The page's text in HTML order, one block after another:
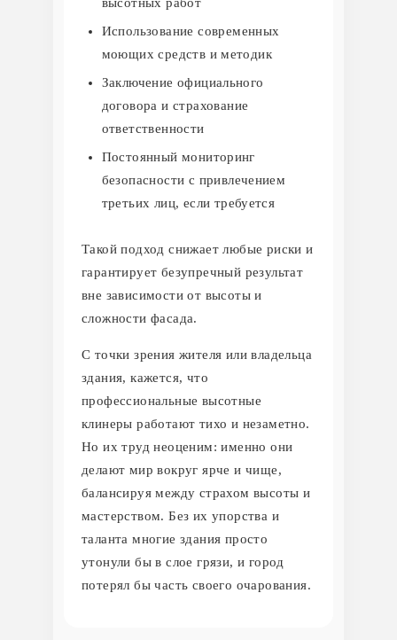
высотных работ
Использование современных
моющих средств и методик
Заключение официального
договора и страхование
ответственности
Постоянный мониторинг
безопасности с привлечением
третьих лиц, если требуется
Такой подход снижает любые риски и
гарантирует безупречный результат
вне зависимости от высоты и
сложности фасада.
С точки зрения жителя или владельца
здания, кажется, что
профессиональные высотные
клинеры работают тихо и незаметно.
Но их труд неоценим: именно они
делают мир вокруг ярче и чище,
балансируя между страхом высоты и
мастерством. Без их упорства и
таланта многие здания просто
утонули бы в слое грязи, и город
потерял бы часть своего очарования.